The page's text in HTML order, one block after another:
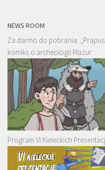
NEWS ROOM
Za darmo do pobrania:
komiks o archeologii Mazur
Program VI Kieleckich